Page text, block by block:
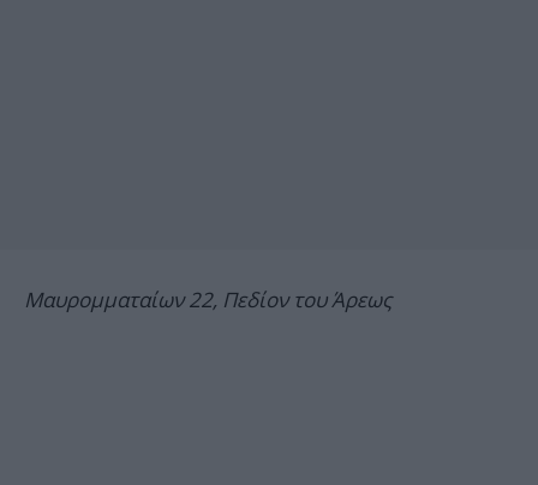
Μαυρομματαίων 22, Πεδίον του Άρεως